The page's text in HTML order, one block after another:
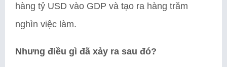
hàng tỷ USD vào GDP và tạo ra hàng trăm
nghìn việc làm.
Nhưng điều gì đã xảy ra sau đó?